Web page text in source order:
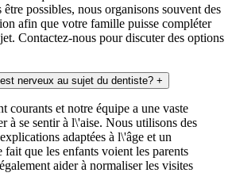
possibles, nous organisons souvent des
afin que votre famille puisse compléter
Contactez-nous pour discuter des options
nerveux au sujet du dentiste? +
courants et notre équipe a une vaste
à se sentir à l\'aise. Nous utilisons des
adaptées à l\'âge et un
que les enfants voient les parents
aider à normaliser les visites